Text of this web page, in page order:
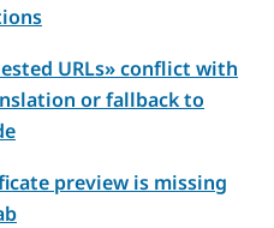
URLs» conflict with
or fallback to
preview is missing